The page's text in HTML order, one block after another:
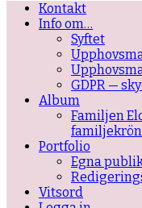
Kontakt
Info om…
Syftet
GDPR —
Album
Familjen
Portfolio
Egna
Vitsord